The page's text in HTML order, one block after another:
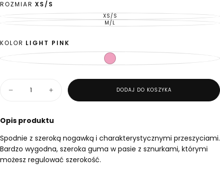
ROZMIAR XS/S
XS/SWARIANT
WYPRZEDANY
LUB
M/LWARIANT
KOLOR LIGHT PINK
LIGHT
PINK
WARIANT
WYPRZEDANY
Zmniejsz
Wide
Light
Pink
Zwiększ
Wide
Light
Pink
DODAJ DO KOSZYKA
Opis produktu
Spodnie z szeroką nogawką i charakterystycznymi przeszyciami.
Bardzo wygodna, szeroka guma w pasie z sznurkami, którymi
możesz regulować szerokość.